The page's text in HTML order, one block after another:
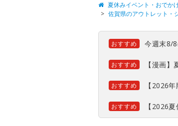
夏休みイベント・おでか
佐賀県のアウトレット・
おすすめ 今週末8/
おすすめ 【漫画
おすすめ 【2026
おすすめ 【2026